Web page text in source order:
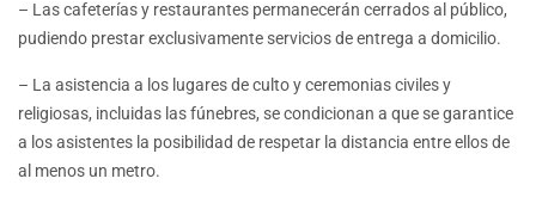
– Las cafeterías y restaurantes permanecerán cerrados al público,
pudiendo prestar exclusivamente servicios de entrega a domicilio.
– La asistencia a los lugares de culto y ceremonias civiles y
religiosas, incluidas las fúnebres, se condicionan a que se garantice
a los asistentes la posibilidad de respetar la distancia entre ellos de
al menos un metro.